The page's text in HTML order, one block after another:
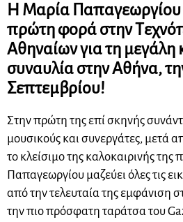
Η Μαρία Παπαγεωργίου
πρώτη φορά στην
Αθηναίωνγια τη μεγάλη
συναυλία στην Αθήνα,
Σεπτεμβρίου!
Στην πρώτη της επί σκηνής
μουσικούς και συνεργάτες, μετά
το κλείσιμο της καλοκαιρινής της
Παπαγεωργίου μαζεύει όλες τις
από την τελευταία της εμφάνιση
την πιο πρόσφατη ταράτσα του